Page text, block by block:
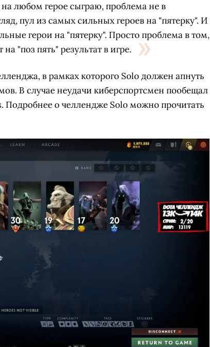
любом герое сыграю, проблема не в
пул из самых сильных героев на "пятерку". И
герои на "пятерку". Просто проблема в том,
на "поз пять" результат в игре.
в рамках которого Solo должен апнуть
В случае неудачи киберспортсмен пообещал
Подробнее о челлендже Solo можно прочитать